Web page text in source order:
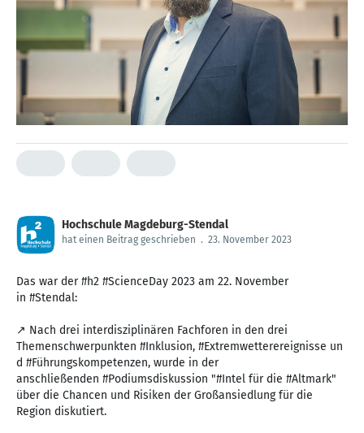
Hochschule Magdeburg-Stendal
hat einen Beitrag geschrieben . 23. November 2023
Das war der #h2 #ScienceDay 2023 am 22. November
in #Stendal:
↗ Nach drei interdisziplinären Fachforen in den drei
Themenschwerpunkten #Inklusion, #Extremwetterereignisse un
d #Führungskompetenzen, wurde in der
anschließenden #Podiumsdiskussion "#Intel für die #Altmark"
über die Chancen und Risiken der Großansiedlung für die
Region diskutiert.